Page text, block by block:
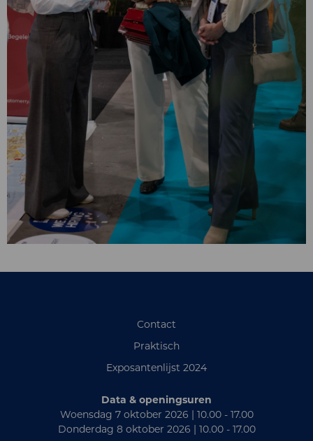
Contact
Praktisch
Exposantenlijst 2024
Data & openingsuren
Woensdag 7 oktober 2026 | 10.00 - 17.00
Donderdag 8 oktober 2026 | 10.00 - 17.00